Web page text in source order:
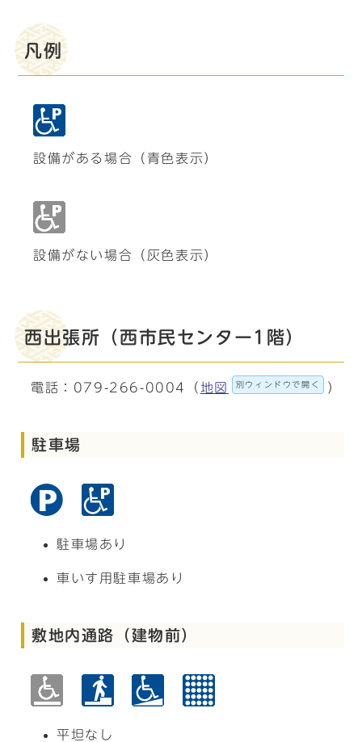
凡例
設備がある場合（青色表示）
設備がない場合（灰色表示）
西出張所（西市民センター1階）
電話：079-266-0004（ 地図 別ウィンドウで開く ）
駐車場
駐車場あり
車いす用駐車場あり
敷地内通路（建物前）
平坦なし